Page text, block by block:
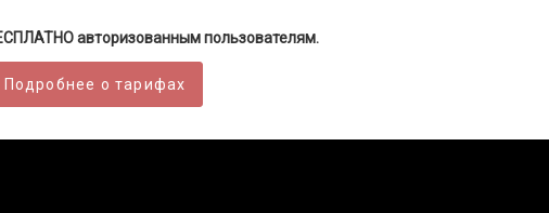
авторизованным пользователям.
Подробнее о тарифах